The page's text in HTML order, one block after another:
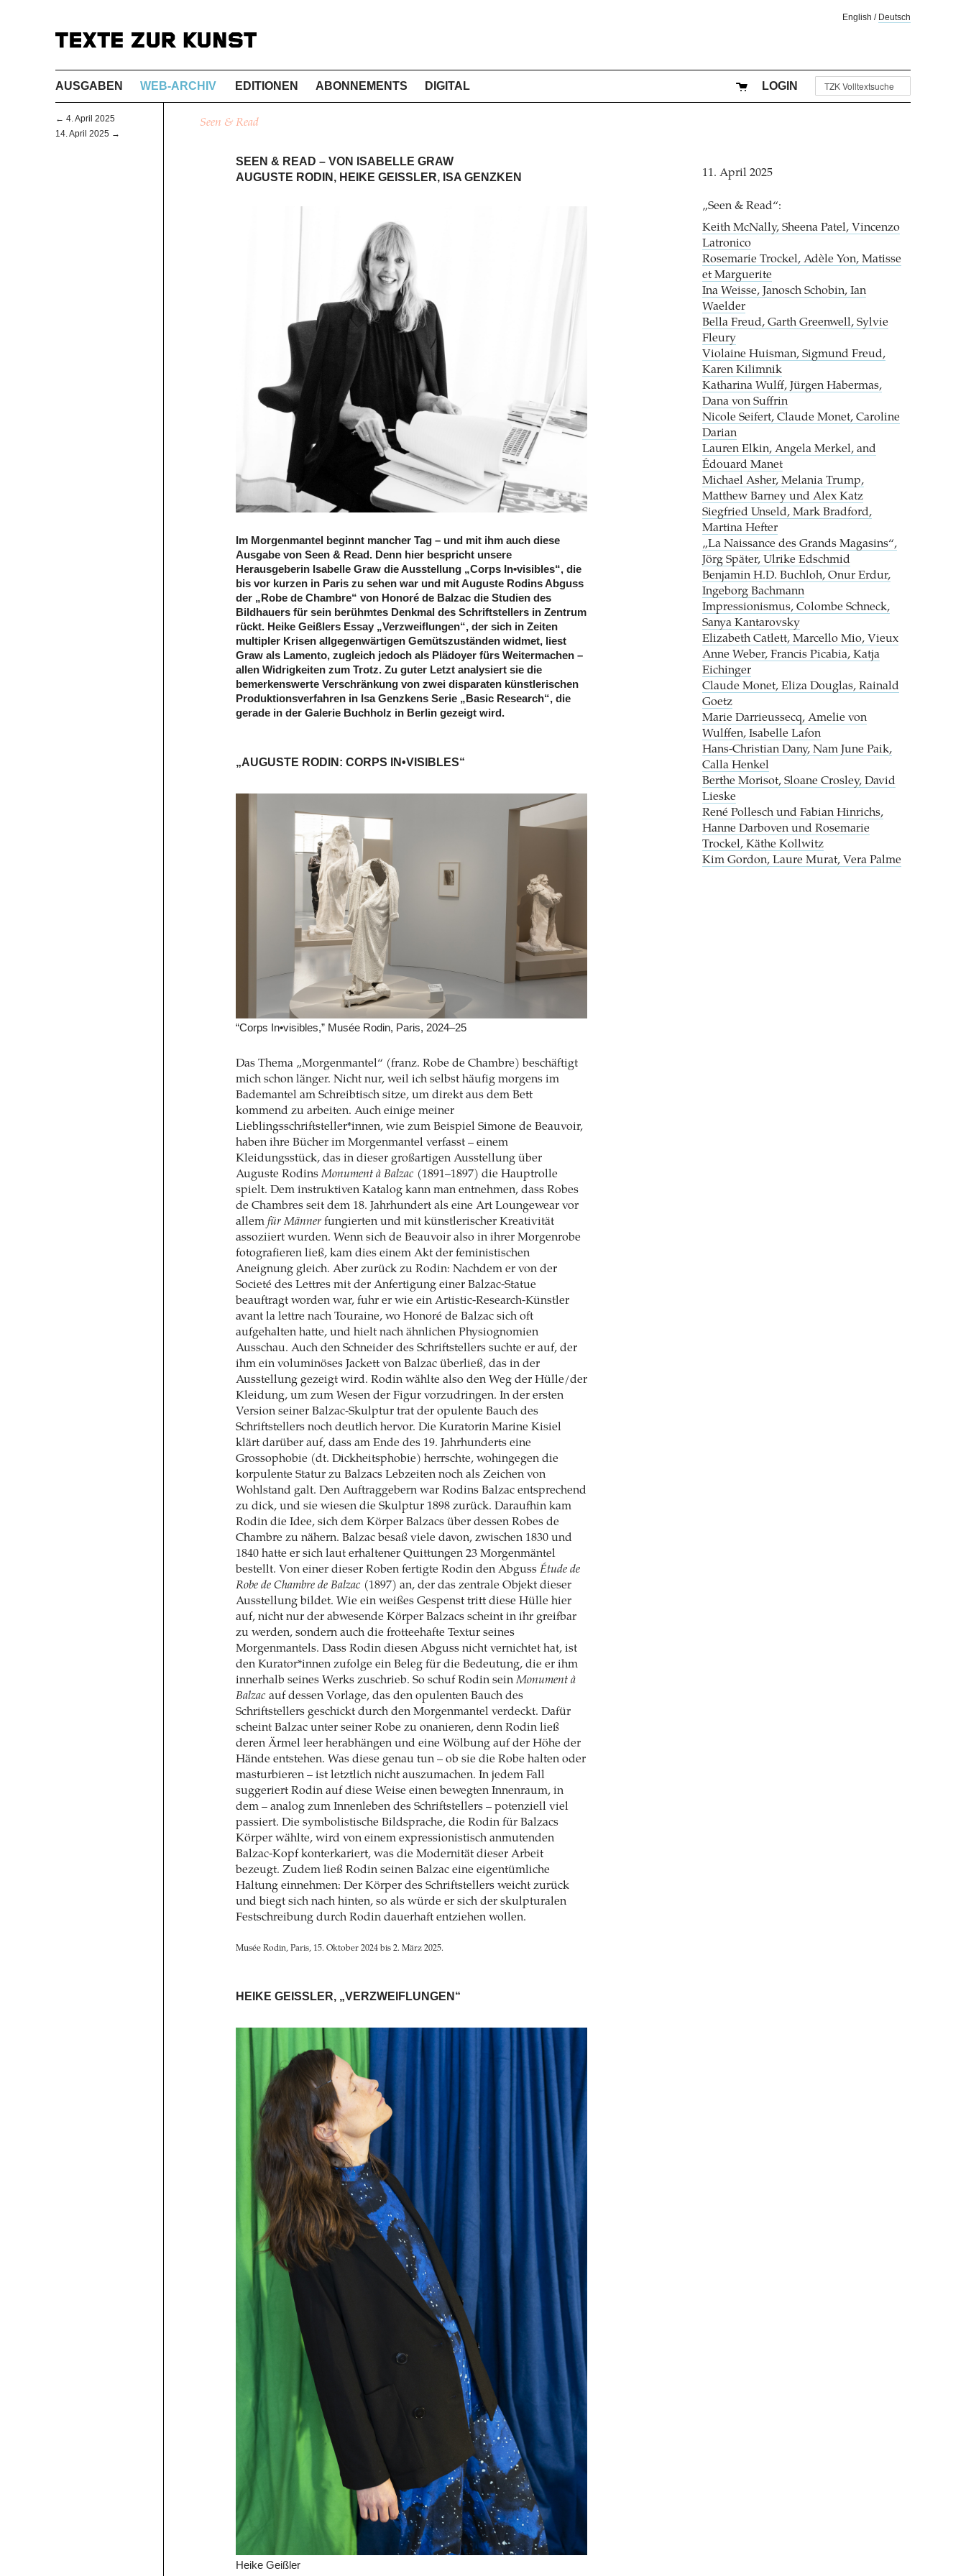
English / Deutsch
AUSGABEN WEB-ARCHIV EDITIONEN ABONNEMENTS DIGITAL LOGIN
← 4. April 2025
14. April 2025 →
Seen & Read
SEEN & READ – VON ISABELLE GRAW
AUGUSTE RODIN, HEIKE GEISSLER, ISA GENZKEN
Im Morgenmantel beginnt mancher Tag – und mit ihm auch diese
Ausgabe von Seen & Read. Denn hier bespricht unsere
Herausgeberin Isabelle Graw die Ausstellung „Corps In•visibles“, die
bis vor kurzen in Paris zu sehen war und mit Auguste Rodins Abguss
der „Robe de Chambre“ von Honoré de Balzac die Studien des
Bildhauers für sein berühmtes Denkmal des Schriftstellers in Zentrum
rückt. Heike Geißlers Essay „Verzweiflungen“, der sich in Zeiten
multipler Krisen allgegenwärtigen Gemütszuständen widmet, liest
Graw als Lamento, zugleich jedoch als Plädoyer fürs Weitermachen –
allen Widrigkeiten zum Trotz. Zu guter Letzt analysiert sie die
bemerkenswerte Verschränkung von zwei disparaten künstlerischen
Produktionsverfahren in Isa Genzkens Serie „Basic Research“, die
gerade in der Galerie Buchholz in Berlin gezeigt wird.
„AUGUSTE RODIN: CORPS IN•VISIBLES“
“Corps In•visibles,” Musée Rodin, Paris, 2024–25
Das Thema „Morgenmantel“ (franz. Robe de Chambre) beschäftigt
mich schon länger. Nicht nur, weil ich selbst häufig morgens im
Bademantel am Schreibtisch sitze, um direkt aus dem Bett
kommend zu arbeiten. Auch einige meiner
Lieblingsschriftsteller*innen, wie zum Beispiel Simone de Beauvoir,
haben ihre Bücher im Morgenmantel verfasst – einem
Kleidungsstück, das in dieser großartigen Ausstellung über
Auguste RodinsMonument à Balzac (1891–1897) die Hauptrolle
spielt. Dem instruktiven Katalog kann man entnehmen, dass Robes
de Chambres seit dem 18. Jahrhundert als eine Art Loungewear vor
allem für Männerfungierten und mit künstlerischer Kreativität
assoziiert wurden. Wenn sich de Beauvoir also in ihrer Morgenrobe
fotografieren ließ, kam dies einem Akt der feministischen
Aneignung gleich. Aber zurück zu Rodin: Nachdem er von der
Societé des Lettres mit der Anfertigung einer Balzac-Statue
beauftragt worden war, fuhr er wie ein Artistic-Research-Künstler
avant la lettre nach Touraine, wo Honoré de Balzac sich oft
aufgehalten hatte, und hielt nach ähnlichen Physiognomien
Ausschau. Auch den Schneider des Schriftstellers suchte er auf, der
ihm ein voluminöses Jackett von Balzac überließ, das in der
Ausstellung gezeigt wird. Rodin wählte also den Weg der Hülle/der
Kleidung, um zum Wesen der Figur vorzudringen. In der ersten
Version seiner Balzac-Skulptur trat der opulente Bauch des
Schriftstellers noch deutlich hervor. Die Kuratorin Marine Kisiel
klärt darüber auf, dass am Ende des 19. Jahrhunderts eine
Grossophobie (dt. Dickheitsphobie) herrschte, wohingegen die
korpulente Statur zu Balzacs Lebzeiten noch als Zeichen von
Wohlstand galt. Den Auftraggebern war Rodins Balzac entsprechend
zu dick, und sie wiesen die Skulptur 1898 zurück. Daraufhin kam
Rodin die Idee, sich dem Körper Balzacs über dessen Robes de
Chambre zu nähern. Balzac besaß viele davon, zwischen 1830 und
1840 hatte er sich laut erhaltener Quittungen 23 Morgenmäntel
bestellt. Von einer dieser Roben fertigte Rodin den Abguss Étude de
Robe de Chambre de Balzac (1897) an, der das zentrale Objekt dieser
Ausstellung bildet. Wie ein weißes Gespenst tritt diese Hülle hier
auf, nicht nur der abwesende Körper Balzacs scheint in ihr greifbar
zu werden, sondern auch die frotteehafte Textur seines
Morgenmantels. Dass Rodin diesen Abguss nicht vernichtet hat, ist
den Kurator*innen zufolge ein Beleg für die Bedeutung, die er ihm
innerhalb seines Werks zuschrieb. So schuf Rodin seinMonument à
Balzac auf dessen Vorlage, das den opulenten Bauch des
Schriftstellers geschickt durch den Morgenmantel verdeckt. Dafür
scheint Balzac unter seiner Robe zu onanieren, denn Rodin ließ
deren Ärmel leer herabhängen und eine Wölbung auf der Höhe der
Hände entstehen. Was diese genau tun – ob sie die Robe halten oder
masturbieren – ist letztlich nicht auszumachen. In jedem Fall
suggeriert Rodin auf diese Weise einen bewegten Innenraum, in
dem – analog zum Innenleben des Schriftstellers – potenziell viel
passiert. Die symbolistische Bildsprache, die Rodin für Balzacs
Körper wählte, wird von einem expressionistisch anmutenden
Balzac-Kopf konterkariert, was die Modernität dieser Arbeit
bezeugt. Zudem ließ Rodin seinen Balzac eine eigentümliche
Haltung einnehmen: Der Körper des Schriftstellers weicht zurück
und biegt sich nach hinten, so als würde er sich der skulpturalen
Festschreibung durch Rodin dauerhaft entziehen wollen.
Musée Rodin, Paris, 15. Oktober 2024 bis 2. März 2025.
HEIKE GEISSLER, „VERZWEIFLUNGEN“
Heike Geißler
11. April 2025
„Seen & Read“:
Keith McNally, Sheena Patel, Vincenzo
Latronico
Rosemarie Trockel, Adèle Yon, Matisse
et Marguerite
Ina Weisse, Janosch Schobin, Ian
Waelder
Bella Freud, Garth Greenwell, Sylvie
Fleury
Violaine Huisman, Sigmund Freud,
Karen Kilimnik
Katharina Wulff, Jürgen Habermas,
Dana von Suffrin
Nicole Seifert, Claude Monet, Caroline
Darian
Lauren Elkin, Angela Merkel, and
Édouard Manet
Michael Asher, Melania Trump,
Matthew Barney und Alex Katz
Siegfried Unseld, Mark Bradford,
Martina Hefter
„La Naissance des Grands Magasins“,
Jörg Später, Ulrike Edschmid
Benjamin H.D. Buchloh, Onur Erdur,
Ingeborg Bachmann
Impressionismus, Colombe Schneck,
Sanya Kantarovsky
Elizabeth Catlett, Marcello Mio, Vieux
Anne Weber, Francis Picabia, Katja
Eichinger
Claude Monet, Eliza Douglas, Rainald
Goetz
Marie Darrieussecq, Amelie von
Wulffen, Isabelle Lafon
Hans-Christian Dany, Nam June Paik,
Calla Henkel
Berthe Morisot, Sloane Crosley, David
Lieske
René Pollesch und Fabian Hinrichs,
Hanne Darboven und Rosemarie
Trockel, Käthe Kollwitz
Kim Gordon, Laure Murat, Vera Palme